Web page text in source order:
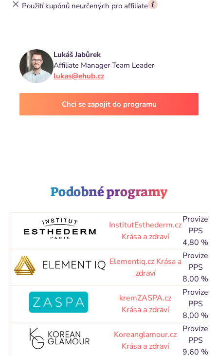
Použití kupónů neurčených pro affiliate
Lukáš Jabůrek
Affiliate Manager Team Leader
lukas@ehub.cz
Chci se zapojit do programu
Podobné programy
InstitutEsthederm.cz
Krása a zdraví
Provize
PPS
4,80 %
Elementiq.cz Krása a
zdraví
Provize
PPS
8,00 %
kremZASPA.cz
Krása a zdraví
Provize
PPS
8,00 %
Koreanglamour.cz
Krása a zdraví
Provize
PPS
9,60 %